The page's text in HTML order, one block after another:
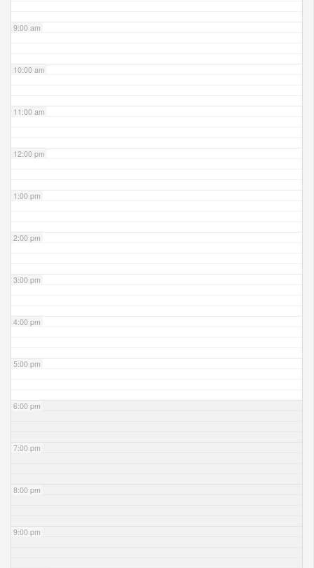
9:00 am
10:00 am
11:00 am
12:00 pm
1:00 pm
2:00 pm
3:00 pm
4:00 pm
5:00 pm
6:00 pm
7:00 pm
8:00 pm
9:00 pm